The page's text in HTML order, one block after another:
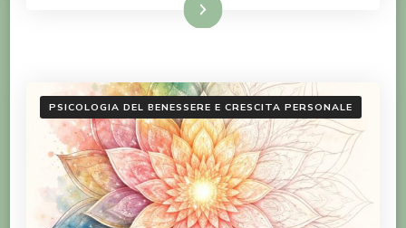
LEGGI TUTTO
PSICOLOGIA DEL BENESSERE E CRESCITA PERSONALE